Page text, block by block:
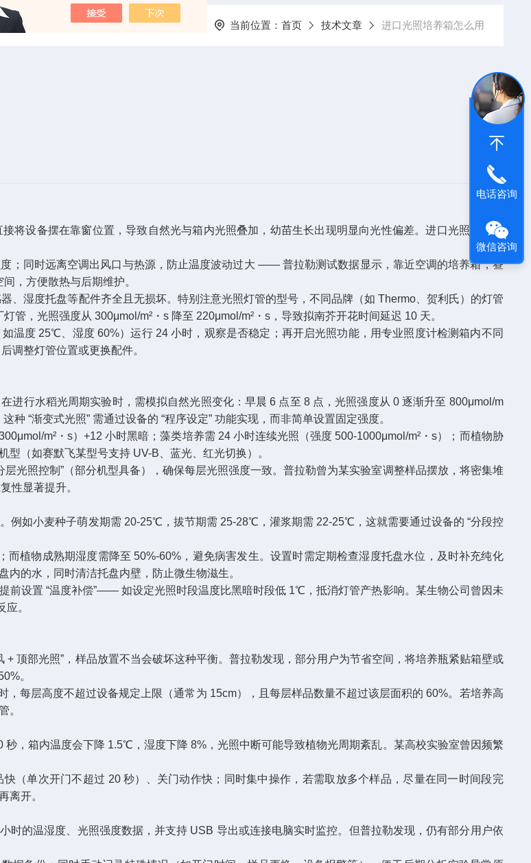
当前位置： 首页 技术文章 进口光照培养箱怎么用
将设备摆在靠窗位置，导致自然光与箱内光照叠加，幼苗生长出现明显向光性偏差。进口光照培养箱
；同时远离空调出风口与热源，防止温度波动过大 —— 普拉勒测试数据显示，靠近空调的培养箱，昼
，方便散热与后期维护。​
、湿度托盘等配件齐全且无损坏。特别注意光照灯管的型号，不同品牌（如 Thermo、贺利氏）的灯管
，光照强度从 300μmol/m²・s 降至 220μmol/m²・s，导致拟南芥开花时间延迟 10 天。​
温度 25℃、湿度 60%）运行 24 小时，观察是否稳定；再开启光照功能，用专业照度计检测箱内不同
调整灯管位置或更换配件。​
进行水稻光周期实验时，需模拟自然光照变化：早晨 6 点至 8 点，光照强度从 0 逐渐升至 800μmol/m
“渐变式光照” 需通过设备的 “程序设定” 功能实现，而非简单设置固定强度。​
m²・s）+12 小时黑暗；藻类培养需 24 小时连续光照（强度 500-1000μmol/m²・s）；而植物胁
（如赛默飞某型号支持 UV-B、蓝光、红光切换）。​
光照控制”（部分机型具备），确保每层光照强度一致。普拉勒曾为某实验室调整样品摆放，将密集堆
性显著提升。​
例如小麦种子萌发期需 20-25℃，拔节期需 25-28℃，灌浆期需 22-25℃，这就需要通过设备的 “分段控
植物成熟期湿度需降至 50%-60%，避免病害发生。设置时需定期检查湿度托盘水位，及时补充纯化
的水，同时清洁托盘内壁，防止微生物滋生。​
前设置 “温度补偿”—— 如设定光照时段温度比黑暗时段低 1℃，抵消灯管产热影响。某生物公司曾因未
。​
顶部光照”，样品放置不当会破坏这种平衡。普拉勒发现，部分用户为节省空间，将培养瓶紧贴箱壁或
。​
每层高度不超过设备规定上限（通常为 15cm），且每层样品数量不超过该层面积的 60%。若培养高
。​
，箱内温度会下降 1.5℃，湿度下降 8%，光照中断可能导致植物光周期紊乱。某高校实验室曾因频繁
（单次开门不超过 20 秒）、关门动作快；同时集中操作，若需取放多个样品，尽量在同一时间段完
离开。​
时的温湿度、光照强度数据，并支持 USB 导出或连接电脑实时监控。但普拉勒发现，仍有部分用户依
电话咨询
微信咨询